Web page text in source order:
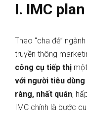
I. IMC
Theo “cha đẻ”
truyền thông
công cụ tiếp thị
với người tiêu dùng
ràng, nhất quán,
IMC chính là bước